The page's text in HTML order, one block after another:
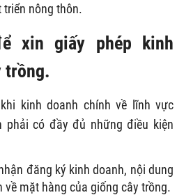
triển nông thôn.
xin giấy phép kinh
trồng.
kinh doanh chính về lĩnh vực
phải có đầy đủ những điều kiện
đăng ký kinh doanh, nội dung
mặt hàng của giống cây trồng.